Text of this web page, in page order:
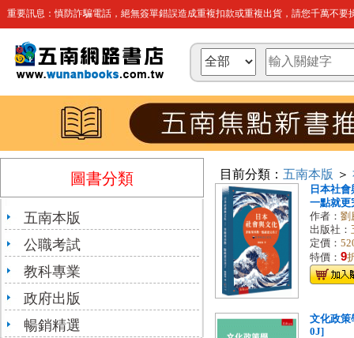
重要訊息：慎防詐騙電話，絕無簽單錯誤造成重複扣款或重複出貨，請您千萬不要
圖書分類
五南本版
公職考試
教科專業
政府出版
暢銷精選
目前分類： 五南本版 ＞
日本社
一點就更
作者： 劉
出版社：
定價：
特價： 9
文化政策
0J]